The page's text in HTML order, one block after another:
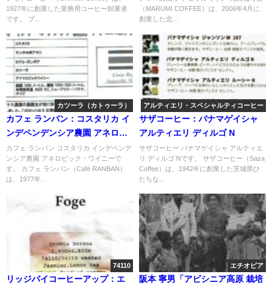
1927年に創業した業務用コーヒー卸業者
です。 ブ...
（MARUMI COFFEE）は、2006年4月に
創業した北...
カツーラ（カトゥーラ）
カフェ ランバン：コスタリカ イ
ンデペンデンシア農園 アネロビ
ック・ワイニー
カフェ ランバン コスタリカ インデペンデ
ンシア農園 アネロビック・ワイニーで
す。 カフェ ランバン（Café RANBAN）
は、1977年...
アルティエリ・スペシャルティコーヒー
サザコーヒー：パナマゲイシャ
アルティエリ ディルゴ N
サザコーヒー パナマゲイシャ アルティエ
リ ディルゴ Nです。 サザコーヒー（Saza
Coffee）は、1942年に創業した茨城県ひ
たちな...
74110
リッジバイコーヒーアップ：エ
エチオピア
阪本 寧男「アビシニア高原 栽培